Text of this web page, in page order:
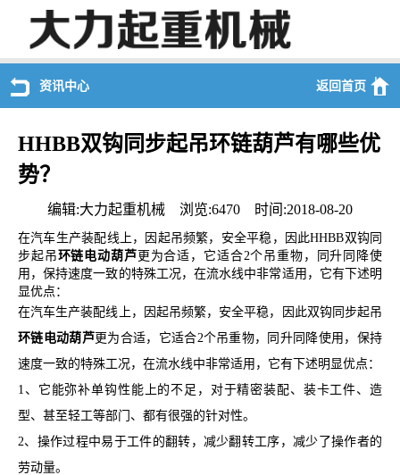
资讯中心 返回首页
HHBB双钩同步起吊环链葫芦有哪些优
势？
编辑:大力起重机械 浏览:6470 时间:2018-08-20
在汽车生产装配线上，因起吊频繁，安全平稳，因此HHBB双钩同
步起吊环链电动葫芦 更为合适，它适合2个吊重物，同升同降使
用，保持速度一致的特殊工况，在流水线中非常适用，它有下述明
显优点：
在汽车生产装配线上，因起吊频繁，安全平稳，因此双钩同步起吊
环链电动葫芦 更为合适，它适合2个吊重物，同升同降使用，保持
速度一致的特殊工况，在流水线中非常适用，它有下述明显优点：
1、 它能弥补单钩性能上的不足，对于精密装配、装卡工件、造
型、甚至轻工等部门、都有很强的针对性。
2、 操作过程中易于工件的翻转，减少翻转工序，减少了操作者的
劳动量。